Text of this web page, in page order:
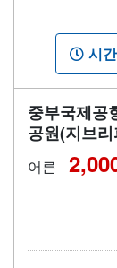
시
중부국제공
공원(지브
어른